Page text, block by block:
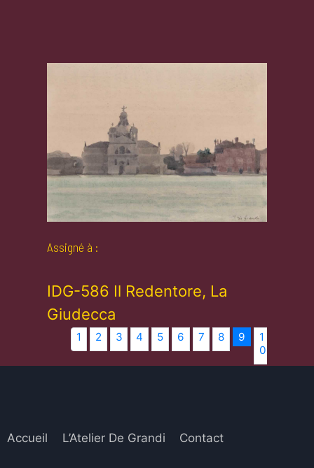
Assigné à :
IDG-586 Il Redentore, La
Giudecca
1 2 3 4 5 6 7 8 9
1
0
Accueil L’Atelier De Grandi Contact